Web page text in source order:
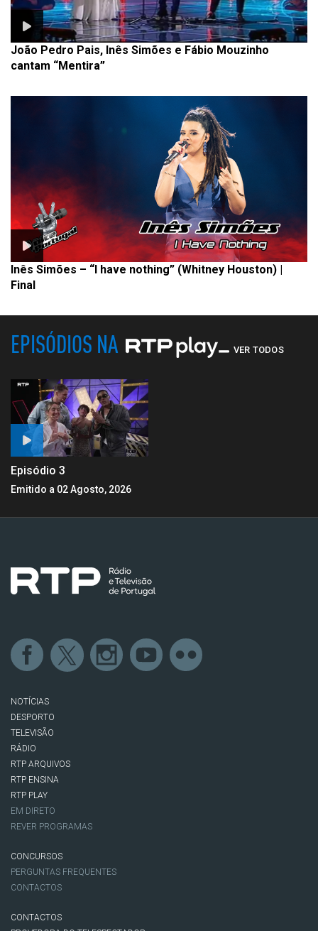
João Pedro Pais, Inês Simões e Fábio Mouzinho
cantam “Mentira”
Inês Simões – “I have nothing” (Whitney Houston) |
Final
EPISÓDIOS NA VER TODOS
Episódio 3
Emitido a 02 Agosto, 2026
NOTÍCIAS
DESPORTO
TELEVISÃO
RÁDIO
RTP ARQUIVOS
RTP ENSINA
RTP PLAY
EM DIRETO
REVER PROGRAMAS
CONCURSOS
PERGUNTAS FREQUENTES
CONTACTOS
CONTACTOS